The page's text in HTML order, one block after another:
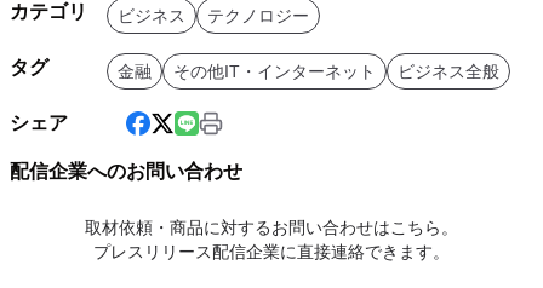
カテゴリ ビジネス テクノロジー
タグ 金融 その他IT・インターネット ビジネス全般
シェア
配信企業へのお問い合わせ
取材依頼・商品に対するお問い合わせはこちら。
プレスリリース配信企業に直接連絡できます。